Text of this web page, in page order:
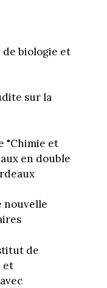
de biologie et
sur la
"Chimie et
en double
nouvelle
de
et